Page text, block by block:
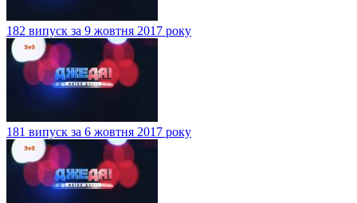
182 випуск за 9 жовтня 2017 року
181 випуск за 6 жовтня 2017 року